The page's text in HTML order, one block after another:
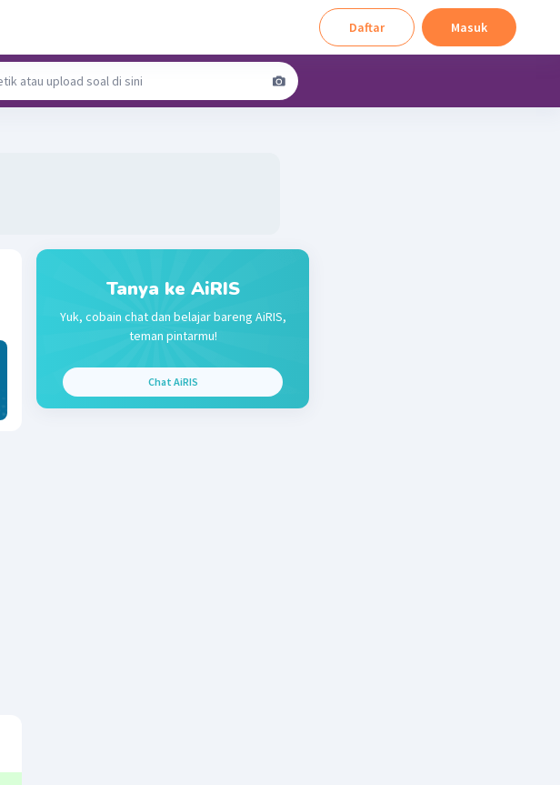
Daftar Masuk
Tanya ke AiRIS
Yuk, cobain chat dan belajar bareng AiRIS,
teman pintarmu!
Chat AiRIS